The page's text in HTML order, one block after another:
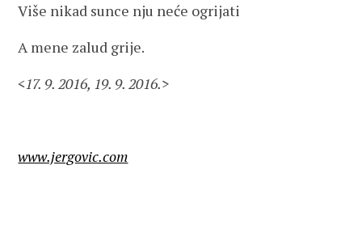
Više nikad sunce nju neće ogrijati
A mene zalud grije.
<17. 9. 2016, 19. 9. 2016.>
www.jergovic.com